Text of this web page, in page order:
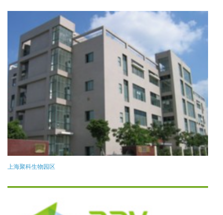
上海聚科生物园区